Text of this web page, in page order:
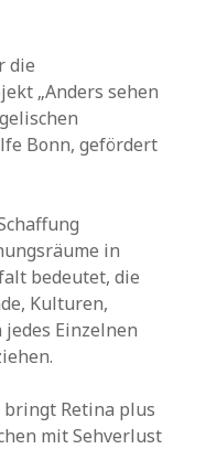
die
„Anders sehen
Bonn, gefördert
in
bedeutet, die
Kulturen,
Einzelnen
bringt Retina plus
mit Sehverlust